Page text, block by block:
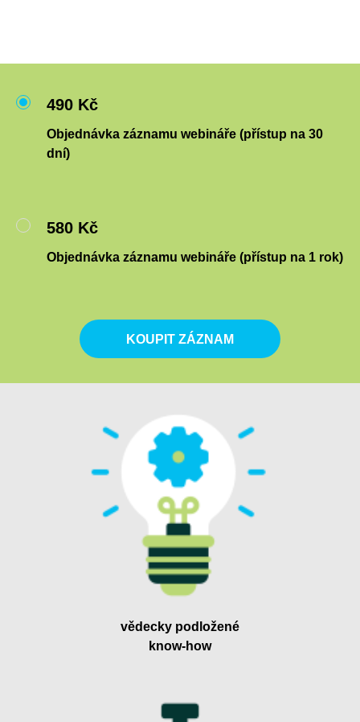
490 Kč
Objednávka záznamu webináře (přístup na 30
dní)
580 Kč
Objednávka záznamu webináře (přístup na 1 rok)
KOUPIT ZÁZNAM
vědecky podložené
know-how